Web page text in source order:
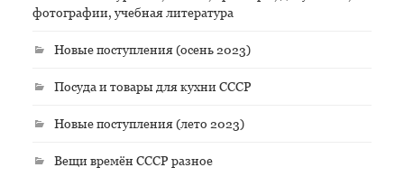
фотографии, учебная литература
Новые поступления (осень 2023)
Посуда и товары для кухни СССР
Новые поступления (лето 2023)
Вещи времён СССР разное